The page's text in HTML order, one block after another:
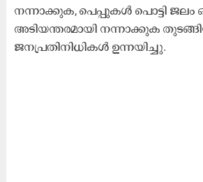
നന്നാക്കുക, പെപ്പുകൾ പൊട്ടി
അടിയന്തരമായി നന്നാക്കുക
ജനപ്രതിനിധികൾ ഉന്നയിച്ചു.